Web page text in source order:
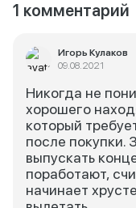
1 комментарий
Игорь Кулаков
09.08.2021
Никогда не
хорошего
который
после покупки.
выпускать
поработают,
начинает